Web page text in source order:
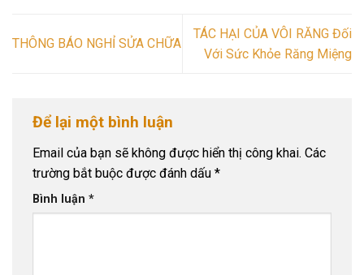
THÔNG BÁO NGHỈ SỬA CHỮA
TÁC HẠI CỦA VÔI RĂNG Đối
Với Sức Khỏe Răng Miệng
Để lại một bình luận
Email của bạn sẽ không được hiển thị công khai. Các
trường bắt buộc được đánh dấu *
Bình luận *